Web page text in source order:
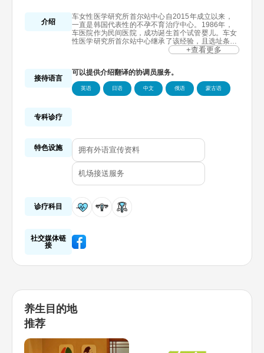
介绍
车女性医学研究所首尔站中心自2015年成立以来，
一直是韩国代表性的不孕不育治疗中心。1986年，
车医院作为民间医院，成功诞生首个试管婴儿。车女
性医学研究所首尔站中心继承了该经验，且选址条件
优越，位于首尔的中心——首尔站附近，方便国内外
来到医院，还可以利用首都首尔卓越的基础设施（交
通,旅游,住宿,餐厅等），在停留期间，享受安全舒适
的不孕不育治疗。此外，居住在韩国国内的外国人,各
+查看更多
接待语言
可以提供介绍翻译的协调员服务。
英语 日语 中文 俄语 蒙古语
专科诊疗
特色设施 拥有外语宣传资料
机场接送服务
诊疗科目
社交媒体链
接
养生目的地
推荐